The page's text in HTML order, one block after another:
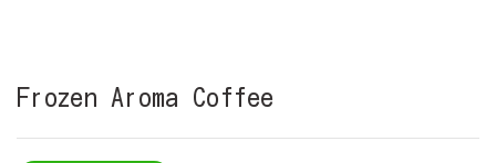
Frozen Aroma Coffee